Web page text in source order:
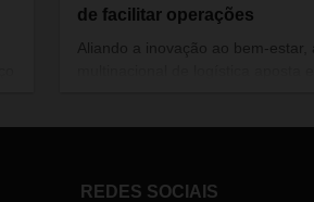
de facilitar operações
Aliando a inovação ao bem-estar, a
REDES SOCIAIS